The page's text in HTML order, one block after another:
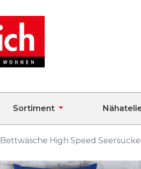
Sortiment
Bettwäsche High Speed